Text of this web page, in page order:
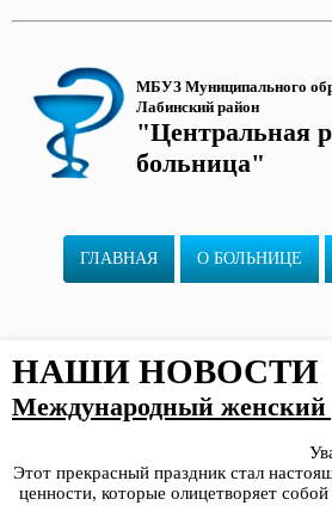
МБУЗ Муниципального
Лабинский район
"Центральная
больница"
ГЛАВНАЯ О БОЛЬНИЦЕ
НАШИ НОВОСТИ
Международный женский
Этот прекрасный праздник стал
ценности, которые олицетворяет